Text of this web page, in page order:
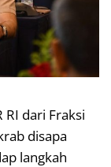
RI dari Fraksi
disapa
langkah